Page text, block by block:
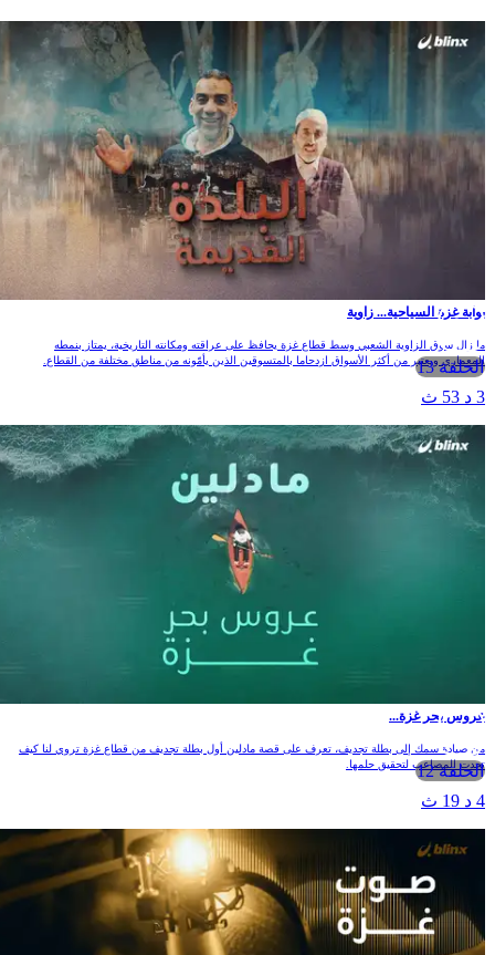
الحلقة 13
بوابة غزة السياحية... زاوية
ما زال سوق الزاوية الشعبي وسط قطاع غزة يحافظ على عراقته ومكانته التاريخية، يمتاز بنمطه
المعماري ويعتبر من أكثر الأسواق ازدحاما بالمتسوقين الذين يأمّونه من مناطق مختلفة من القطاع.
الحلقة 12
عروس بحر غزة...
من صيادة سمك إلى بطلة تجديف، تعرف على قصة مادلين أول بطلة تجديف من قطاع غزة تروي لنا كيف
تحدت المصاعب لتحقيق حلمها.